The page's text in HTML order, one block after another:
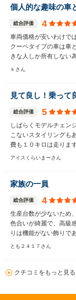
個人的な趣味の車
総合評価 4
車両価格が安いわけで
クーペタイプの車は車
きな人しか所有しない
ｋさん
見て良し！乗って
総合評価 5
しばらくモデルチェン
こないスタイリングも
費も１０キロは走りま
アイスくらいまーさん
家族の一員
総合評価 4
生産台数が少ないため
色合いが綺麗で、高級
りは機能がない飾りで
とも２４１７さん
クチコミをもっと見る